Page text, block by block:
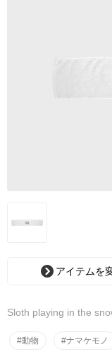
アイテムを
Sloth playing in the
#動物 #ナマケモノ